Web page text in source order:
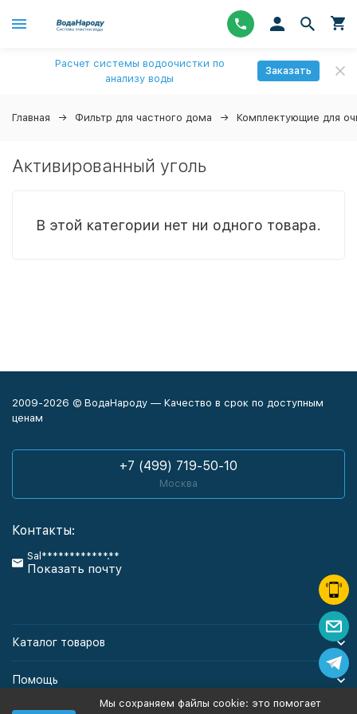
Расчет системы водоочистки по
анализу воды
Заказать
Главная Фильтр для частного дома Комплектующие для
Активированный уголь
В этой категории нет ни одного товара.
2009-2026 © ВодаНароду — Качество в срок по доступным
ценам
+7 (499) 719-50-10
Москва
Контакты:
Sal************.**
Показать почту
Каталог товаров
Помощь
Мы сохраняем файлы cookie: это помогает